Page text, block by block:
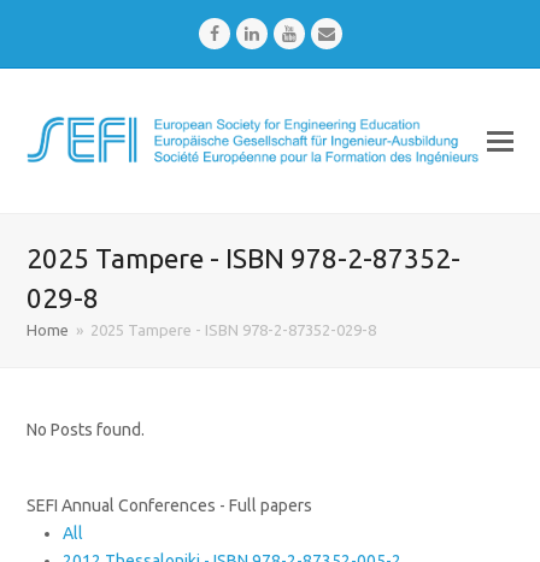
FacebookLinkedInYoutubeEmail
2025 Tampere - ISBN 978-2-87352-
029-8
Home » 2025 Tampere - ISBN 978-2-87352-029-8
No Posts found.
SEFI Annual Conferences - Full papers
All